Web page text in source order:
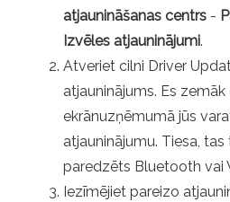
atjaunināšanas centrs -
Izvēles atjauninājumi.
Atveriet cilni Driver
atjauninājums. Es zemāk
ekrānuzņēmumā jūs
atjauninājumu. Tiesa,
paredzēts Bluetooth vai
Iezīmējiet pareizo